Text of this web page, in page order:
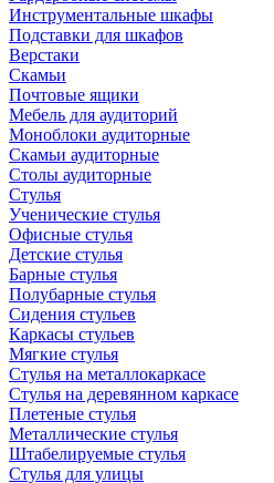
Инструментальные шкафы
Подставки для шкафов
Верстаки
Скамьи
Почтовые ящики
Мебель для аудиторий
Моноблоки аудиторные
Скамьи аудиторные
Столы аудиторные
Стулья
Ученические стулья
Офисные стулья
Детские стулья
Барные стулья
Полубарные стулья
Сидения стульев
Каркасы стульев
Мягкие стулья
Стулья на металлокаркасе
Стулья на деревянном каркасе
Плетеные стулья
Металлические стулья
Штабелируемые стулья
Стулья для улицы